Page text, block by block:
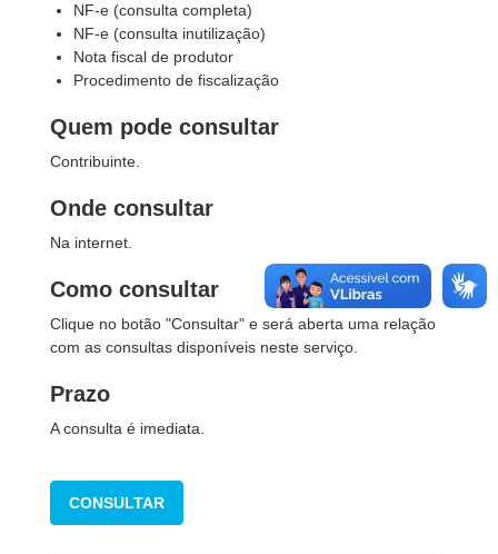
NF-e (consulta completa)
NF-e (consulta inutilização)
Nota fiscal de produtor
Procedimento de fiscalização
Quem pode consultar
Contribuinte.
Onde consultar
Na internet.
Como consultar
Clique no botão "Consultar" e será aberta uma relação
com as consultas disponíveis neste serviço.
Prazo
A consulta é imediata.
CONSULTAR